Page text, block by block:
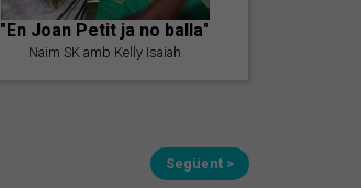
"En Joan Petit ja no balla"
Naim SK amb Kelly Isaiah
Següent >